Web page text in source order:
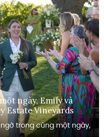
ngày, Emily và
Estate Vineyards
trong cùng một ngày,